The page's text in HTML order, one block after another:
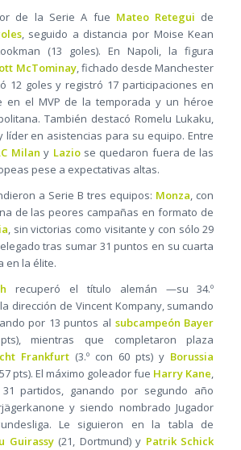
de la Serie A fue Mateo Retegui de
, seguido a distancia por Moise Kean
(13 goles). En Napoli, la figura
McTominay, fichado desde Manchester
12 goles y registró 17 participaciones en
en el MVP de la temporada y un héroe
También destacó Romelu Lukaku,
líder en asistencias para su equipo. Entre
Milan y Laziose quedaron fuera de las
pese a expectativas altas.
a Serie B tres equipos: Monza, con
de las peores campañas en formato de
, sin victorias como visitante y con sólo 29
tras sumar 31 puntos en su cuarta
en la élite.
recuperó el título alemán —su 34.º
dirección de Vincent Kompany, sumando
por 13 puntos al subcampeón Bayer
mientras que completaron plaza
Frankfurt(3.º con 60 pts) y Borussia
57 pts). El máximo goleador fue Harry Kane,
partidos, ganando por segundo año
y siendo nombrado Jugador
Le siguieron en la tabla de
Guirassy(21, Dortmund) y Patrik Schick